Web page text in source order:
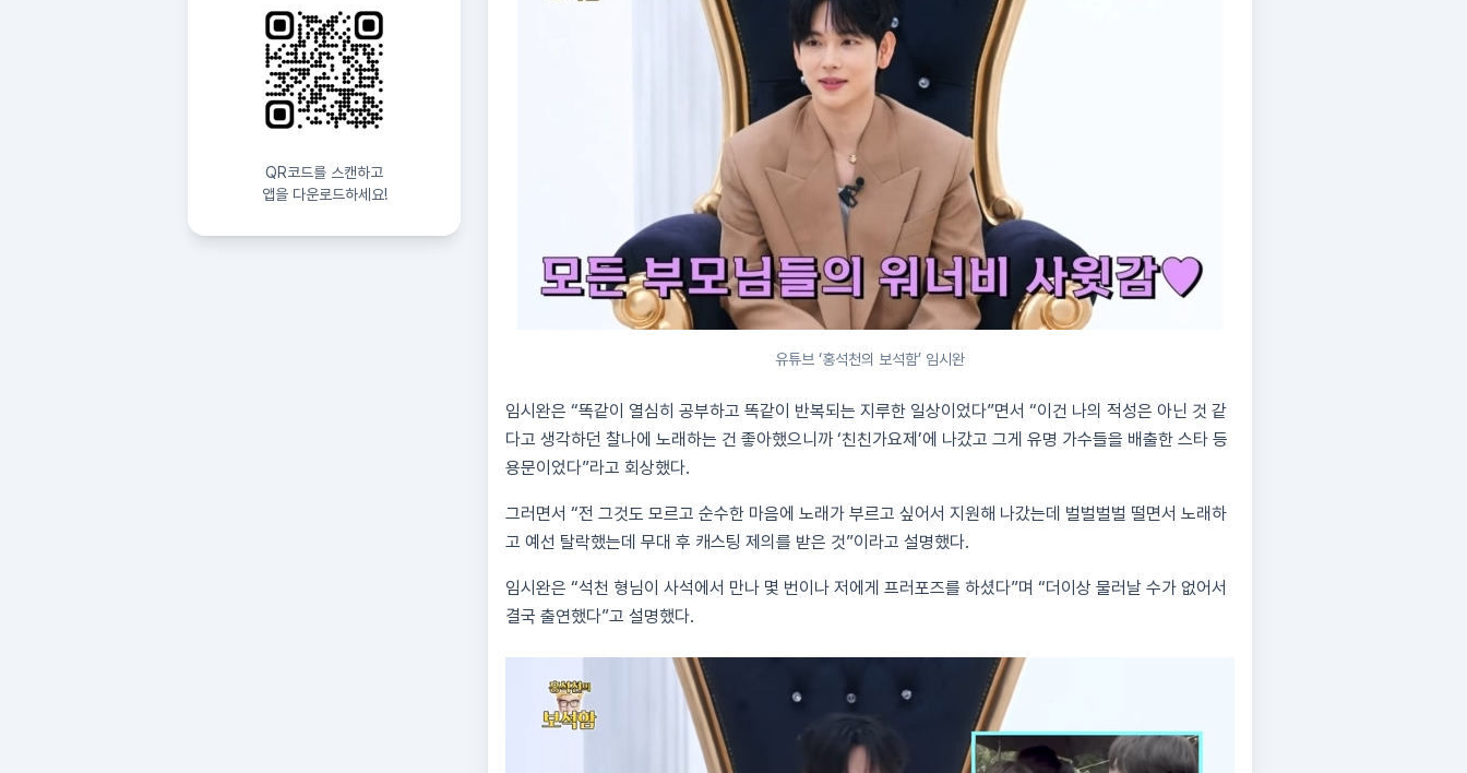
QR코드를 스캔하고
앱을 다운로드하세요!
유튜브 ‘홍석천의 보석함’ 임시완
임시완은 “똑같이 열심히 공부하고 똑같이 반복되는 지루한 일상이었다”면서 “이건 나의 적성은 아닌 것 같
다고 생각하던 찰나에 노래하는 건 좋아했으니까 ‘친친가요제’에 나갔고 그게 유명 가수들을 배출한 스타 등
용문이었다”라고 회상했다.
그러면서 “전 그것도 모르고 순수한 마음에 노래가 부르고 싶어서 지원해 나갔는데 벌벌벌벌 떨면서 노래하
고 예선 탈락했는데 무대 후 캐스팅 제의를 받은 것”이라고 설명했다.
임시완은 “석천 형님이 사석에서 만나 몇 번이나 저에게 프러포즈를 하셨다”며 “더이상 물러날 수가 없어서
결국 출연했다”고 설명했다.